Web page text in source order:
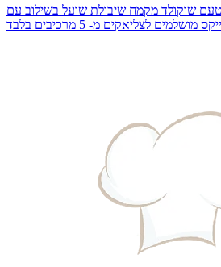
שוקולד מקמח שיבולת שועל בשילוב עם
לצליאקים מ- 5 מרכיבים בלבד